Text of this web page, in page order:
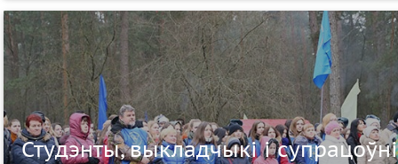
Студэнты, выкладчыкі і